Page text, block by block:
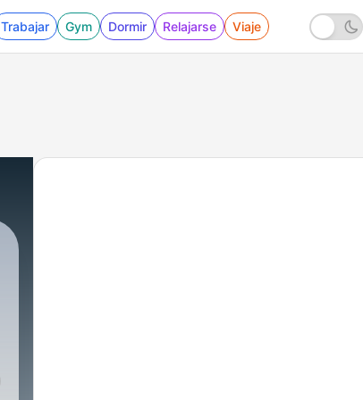
Trabajar Gym Dormir Relajarse Viaje